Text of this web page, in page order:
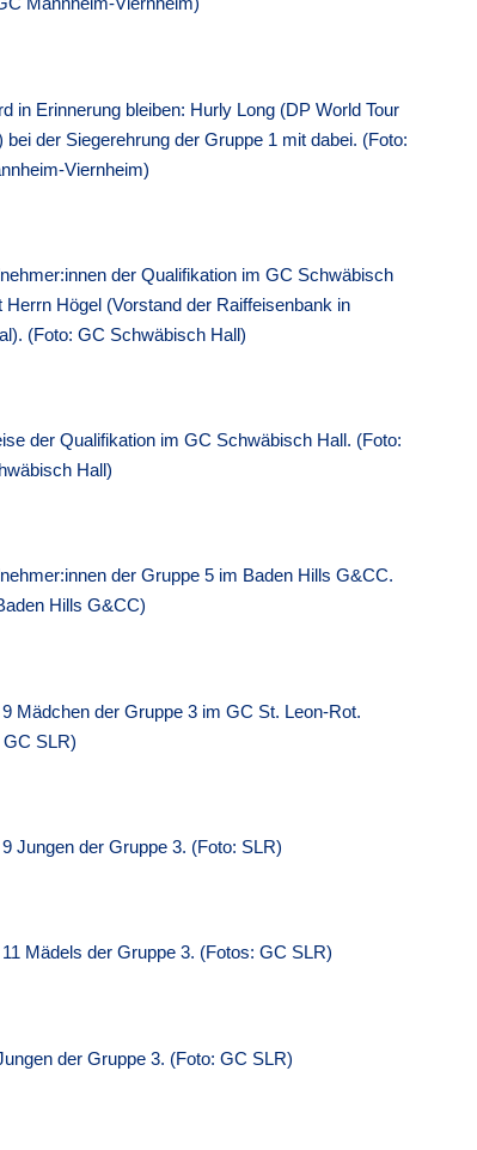
in Erinnerung bleiben: Hurly Long (DP World Tour
bei der Siegerehrung der Gruppe 1 mit dabei. (Foto:
Viernheim)
der Qualifikation im GC Schwäbisch
Herrn Högel (Vorstand der Raiffeisenbank in
(Foto: GC Schwäbisch Hall)
der Qualifikation im GC Schwäbisch Hall. (Foto:
Hall)
der Gruppe 5 im Baden Hills G&CC.
Hills G&CC)
Mädchen der Gruppe 3 im GC St. Leon-Rot.
SLR)
Jungen der Gruppe 3. (Foto: SLR)
Mädels der Gruppe 3. (Fotos: GC SLR)
der Gruppe 3. (Foto: GC SLR)